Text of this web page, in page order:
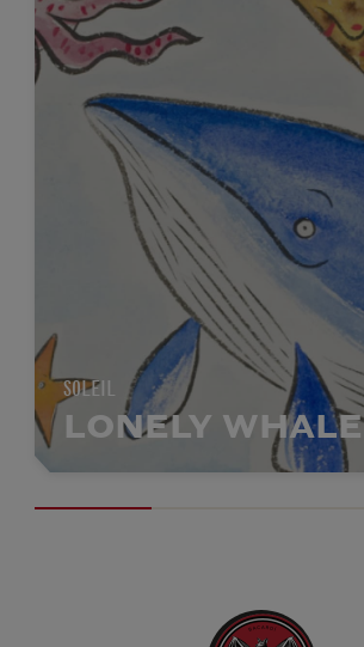
SOLEIL
LONELY WHALE